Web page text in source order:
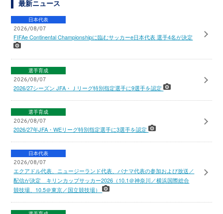
最新ニュース
日本代表
2026/08/07
FIFAe Continental Championshipに臨むサッカーe日本代表 選手4名が決定
選手育成
2026/08/07
2026/27シーズン JFA・Ｊリーグ特別指定選手に9選手を認定
選手育成
2026/08/07
2026/27年JFA・WEリーグ特別指定選手に3選手を認定
日本代表
2026/08/07
エクアドル代表、ニュージーランド代表、パナマ代表の参加および放送／
配信が決定 キリンカップサッカー2026（10.1＠神奈川／横浜国際総合
競技場、10.5＠東京／国立競技場）